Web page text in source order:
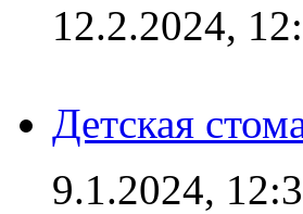
12.2.2024,
Детская
9.1.2024,